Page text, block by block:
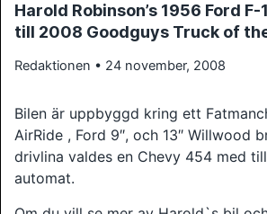
Harold Robinson’s 1956 Ford
till 2008 Goodguys Truck of
Redaktionen • 24 november, 2008
Bilen är uppbyggd kring ett
AirRide , Ford 9″, och 13″ Willwood
drivlina valdes en Chevy 454 med
automat.